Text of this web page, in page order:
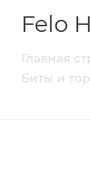
Felo
Главная
Биты и